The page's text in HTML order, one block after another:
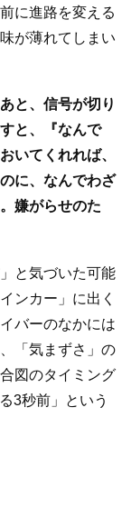
に進路を変える
が薄れてしまい
と、信号が切り
と、『なんで
いてくれれば、
に、なんでわざ
嫌がらせのた
と気づいた可能
ンカー」に出く
バーのなかには
「気まずさ」の
図のタイミング
3秒前」という